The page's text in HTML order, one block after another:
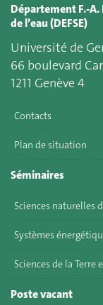
Département F.-A.
de l’eau (DEFSE)
Université de
66 boulevard
1211 Genève 4
Contacts
Plan de situation
Séminaires
Sciences naturelles
Systèmes
Sciences de la
Poste vacant